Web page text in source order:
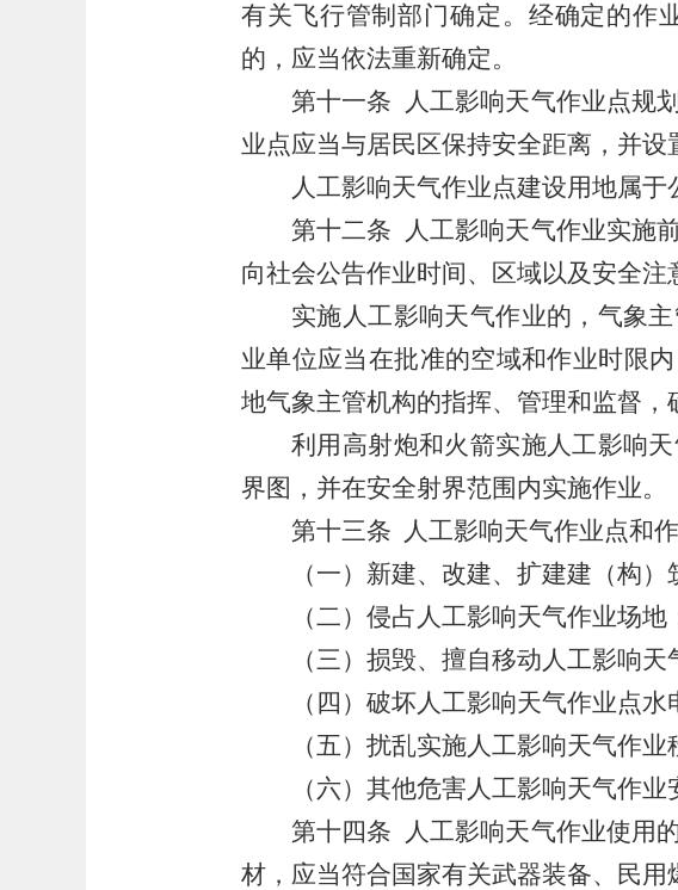
有关飞行管制部门确定。经确定的作
的，应当依法重新确定。
第十一条
人工影响天气作业点规
业点应当与居民区保持安全距离，并设
人工影响天气作业点建设用地属于
第十二条
人工影响天气作业实施
向社会公告作业时间、区域以及安全注
实施人工影响天气作业的，气象
业单位应当在批准的空域和作业时限
地气象主管机构的指挥、管理和监督，
利用高射炮和火箭实施人工影响
界图，并在安全射界范围内实施作业。
第十三条 人工影响天气作业点和
（一）新建、改建、扩建建（构
（二）侵占人工影响天气作业场地
（三）损毁、擅自移动人工影响天
（四）破坏人工影响天气作业点水
（五）扰乱实施人工影响天气作业
（六）其他危害人工影响天气作业
第十四条
人工影响天气作业使用
材，应当符合国家有关武器装备、民用